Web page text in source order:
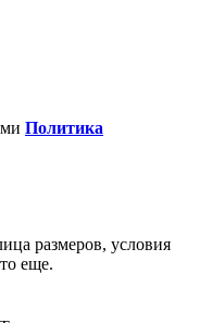
Политика
размеров, условия
еще.